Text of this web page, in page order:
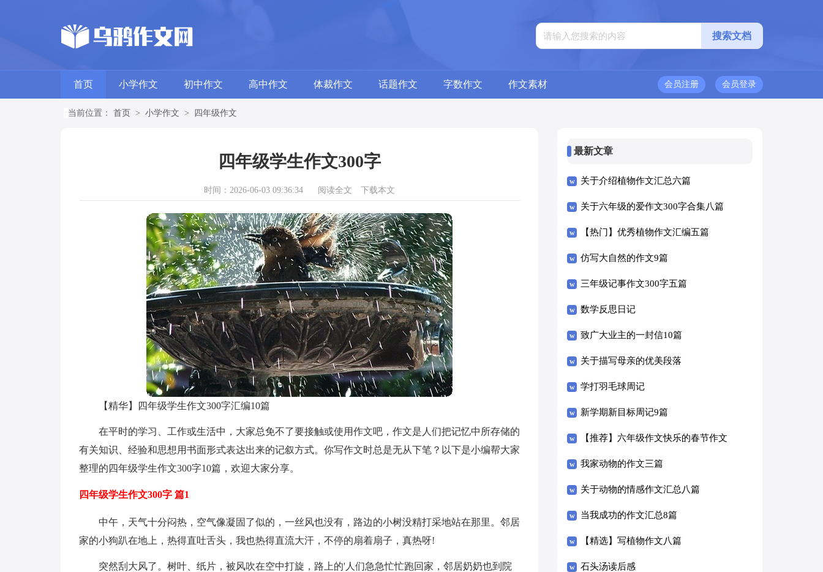
首页 小学作文 初中作文 高中作文 体裁作文 话题作文 字数作文 作文素材 会员登录
会员注册
当前位置： 首页 > 小学作文 > 四年级作文
四年级学生作文300字
时间：2026-06-03 09:36:34 阅读全文 下载本文
【精华】四年级学生作文300字汇编10篇
在平时的学习、工作或生活中，大家总免不了要接触或使用作文吧，作文是人们把记忆中所存储的
有关知识、经验和思想用书面形式表达出来的记叙方式。你写作文时总是无从下笔？以下是小编帮大家
整理的四年级学生作文300字10篇，欢迎大家分享。
四年级学生作文300字 篇1
中午，天气十分闷热，空气像凝固了似的，一丝风也没有，路边的小树没精打采地站在那里。邻居
家的小狗趴在地上，热得直吐舌头，我也热得直流大汗，不停的扇着扇子，真热呀!
突然刮大风了。树叶、纸片，被风吹在空中打旋，路上的'人们急急忙忙跑回家，邻居奶奶也到院
最新文章
关于介绍植物作文汇总六篇
关于六年级的爱作文300字合集八篇
【热门】优秀植物作文汇编五篇
仿写大自然的作文9篇
三年级记事作文300字五篇
数学反思日记
致广大业主的一封信10篇
关于描写母亲的优美段落
学打羽毛球周记
新学期新目标周记9篇
【推荐】六年级作文快乐的春节作文
合集6篇
我家动物的作文三篇
关于动物的情感作文汇总八篇
当我成功的作文汇总8篇
【精选】写植物作文八篇
石头汤读后感